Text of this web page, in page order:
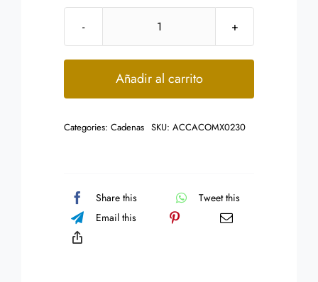
Cadena
Inoxidable
6mm
Añadir al carrito
Categories: Cadenas SKU: ACCACOMX0230
Share this
Tweet this
Email this